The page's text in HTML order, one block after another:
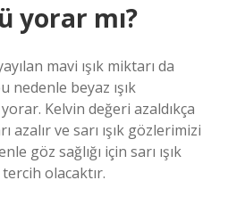
yorar mı?
mavi ışık miktarı da
nedenle beyaz ışık
Kelvin değeri azaldıkça
azalır ve sarı ışık gözlerimizi
göz sağlığı için sarı ışık
olacaktır.